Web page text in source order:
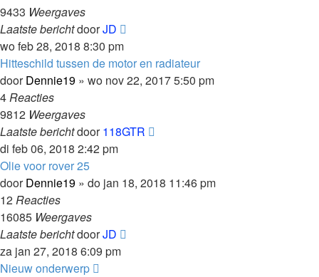
9433 Weergaves
Laatste berichtdoorJD
wo feb 28, 2018 8:30 pm
Hitteschild tussen de motor en radiateur
doorDennie19 » wo nov 22, 2017 5:50 pm
4Reacties
9812 Weergaves
Laatste berichtdoor118GTR
di feb 06, 2018 2:42 pm
Olie voor rover 25
doorDennie19 » do jan 18, 2018 11:46 pm
12Reacties
16085 Weergaves
Laatste berichtdoorJD
za jan 27, 2018 6:09 pm
Nieuw onderwerp